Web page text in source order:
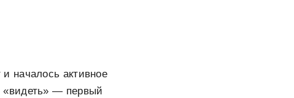
началось активное
«видеть» — первый